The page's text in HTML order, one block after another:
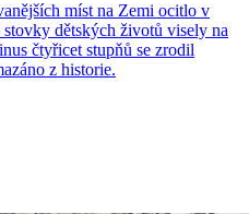
míst na Zemi ocitlo v
dětských životů visely na
čtyřicet stupňů se zrodil
z historie.